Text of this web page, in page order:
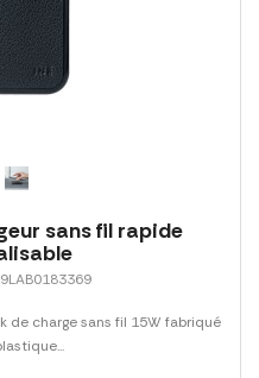
sans fil rapide
de charge sans fil 15W fabriqué